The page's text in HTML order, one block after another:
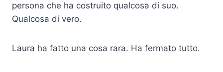
persona che ha costruito qualcosa di suo.
Qualcosa di vero.
Laura ha fatto una cosa rara. Ha fermato tutto.